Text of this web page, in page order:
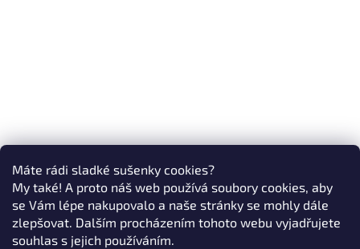
Máte rádi sladké sušenky cookies?
My také! A proto náš web používá soubory cookies, aby
se Vám lépe nakupovalo a naše stránky se mohly dále
zlepšovat. Dalším procházením tohoto webu vyjadřujete
souhlas s jejich používáním.